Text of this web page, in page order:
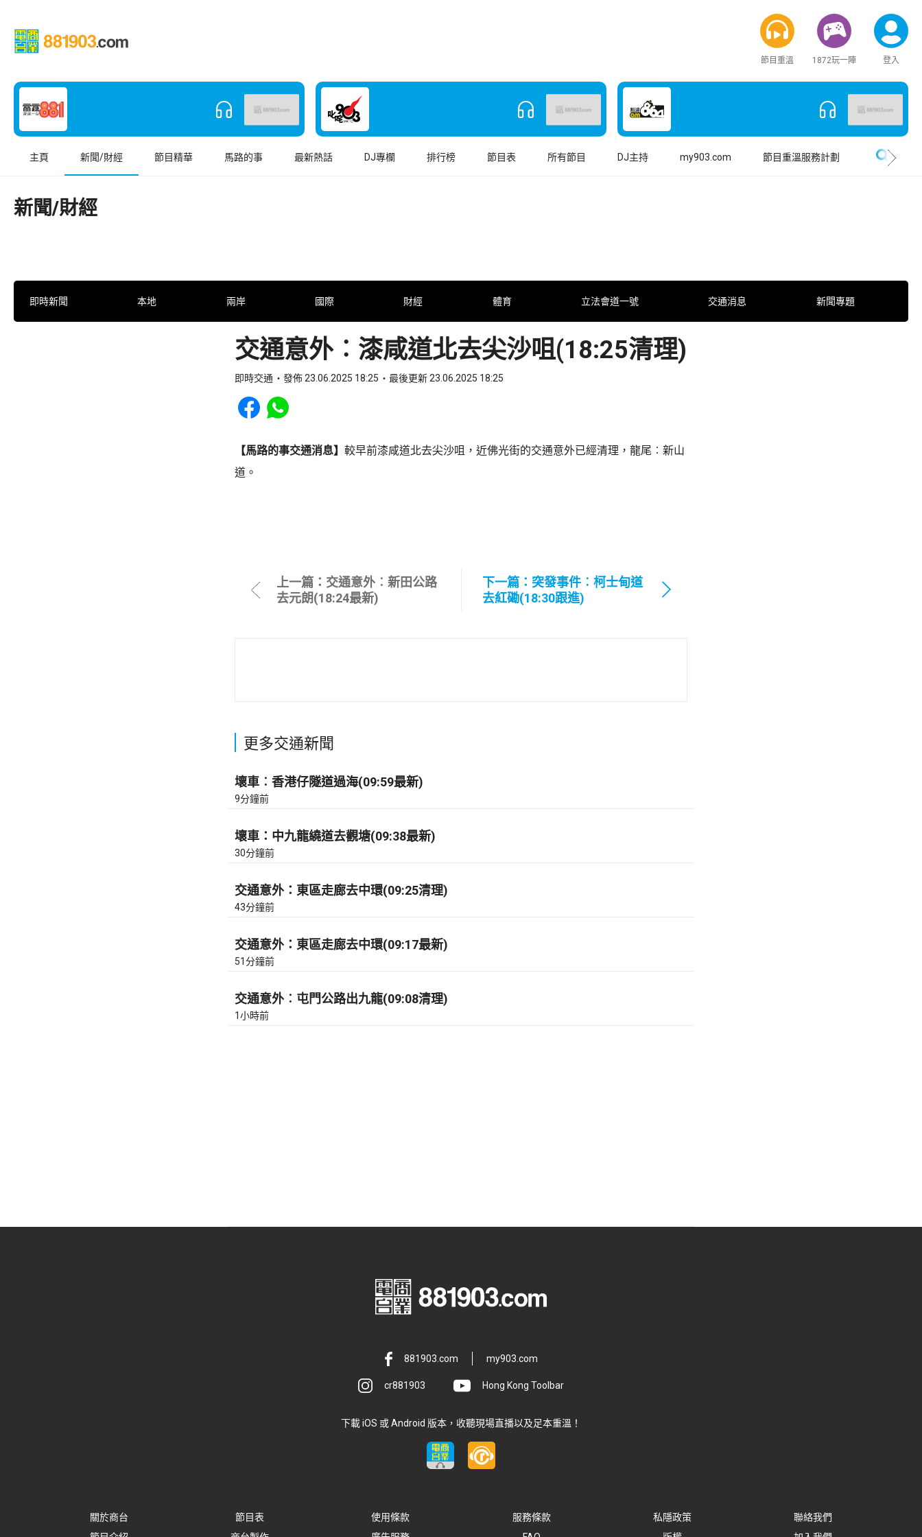
節目重溫 1872玩一陣 登入
主頁 新聞/財經 節目精華 馬路的事 最新熱話 DJ專欄 排行榜 節目表 所有節目 DJ主持 my903.com 節目重溫服務計劃
新聞/財經
即時新聞 本地 兩岸 國際 財經 體育 立法會道一號 交通消息 新聞專題
交通意外︰漆咸道北去尖沙咀(18:25清理)
即時交通 發佈 23.06.2025 18:25 最後更新 23.06.2025 18:25
Share to Facebook
Share to WhatsApp
【馬路的事交通消息】 較早前漆咸道北去尖沙咀，近佛光街的交通意外已經清理，龍尾︰新山
道。
上一篇：交通意外︰新田公路
去元朗(18:24最新)
下一篇：突發事件︰柯士甸道
去紅磡(18:30跟進)
更多交通新聞
壞車︰香港仔隧道過海(09:59最新)
9分鐘前
壞車：中九龍繞道去觀塘(09:38最新)
30分鐘前
交通意外：東區走廊去中環(09:25清理)
43分鐘前
交通意外：東區走廊去中環(09:17最新)
51分鐘前
交通意外︰屯門公路出九龍(09:08清理)
1小時前
881903.com my903.com
cr881903 Hong Kong Toolbar
下載 iOS 或 Android 版本，收聽現場直播以及足本重溫！
關於商台 節目表 使用條款 服務條款 私隱政策
聯絡我們